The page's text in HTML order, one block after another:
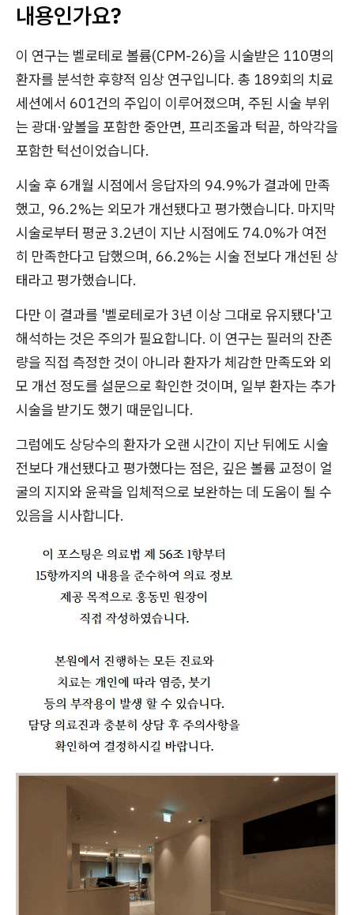
내용인가요?
이 연구는 벨로테로 볼륨(CPM-26)을 시술받은 110명의
환자를 분석한 후향적 임상 연구입니다. 총 189회의 치료
세션에서 601건의 주입이 이루어졌으며, 주된 시술 부위
는 광대·앞볼을 포함한 중안면, 프리조울과 턱끝, 하악각을
포함한 턱선이었습니다.
시술 후 6개월 시점에서 응답자의 94.9%가 결과에 만족
했고, 96.2%는 외모가 개선됐다고 평가했습니다. 마지막
시술로부터 평균 3.2년이 지난 시점에도 74.0%가 여전
히 만족한다고 답했으며, 66.2%는 시술 전보다 개선된 상
태라고 평가했습니다.
다만 이 결과를 '벨로테로가 3년 이상 그대로 유지됐다'고
해석하는 것은 주의가 필요합니다. 이 연구는 필러의 잔존
량을 직접 측정한 것이 아니라 환자가 체감한 만족도와 외
모 개선 정도를 설문으로 확인한 것이며, 일부 환자는 추가
시술을 받기도 했기 때문입니다.
그럼에도 상당수의 환자가 오랜 시간이 지난 뒤에도 시술
전보다 개선됐다고 평가했다는 점은, 깊은 볼륨 교정이 얼
굴의 지지와 윤곽을 입체적으로 보완하는 데 도움이 될 수
있음을 시사합니다.